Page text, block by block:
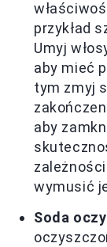
przykład
Umyj
aby mieć
tym zmyj
aby
wymusić
Soda